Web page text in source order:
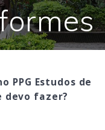
PPG Estudos de
devo fazer?